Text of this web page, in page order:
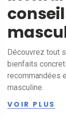
Découvrez tout
bienfaits
recommandées
masculine.
VOIR PLUS